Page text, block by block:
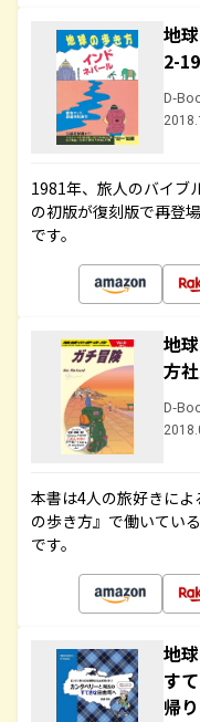
地
2-
D-
1981年、旅人のバイブ
の初版が復刻版で再登
です。
地
方
D-
本書は4人の旅好きに
の歩き方』で働いてい
です。
地
す
帰